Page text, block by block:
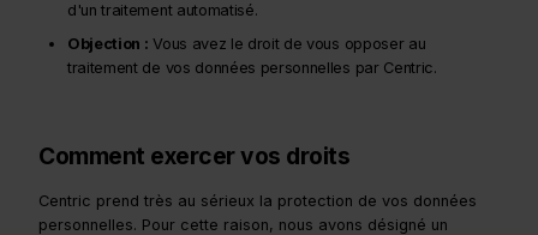
d'un traitement automatisé.
Objection : Vous avez le droit de vous opposer au
traitement de vos données personnelles par Centric.
Comment exercer vos droits
Centric prend très au sérieux la protection de vos données
personnelles. Pour cette raison, nous avons désigné un